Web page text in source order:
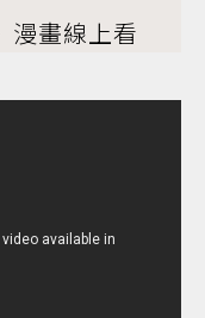
漫畫線上看